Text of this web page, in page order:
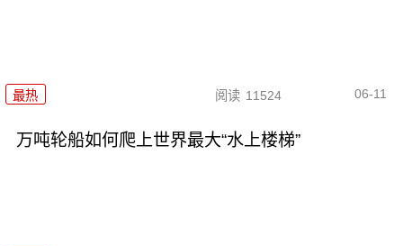
最热 阅读 11524 06-11
万吨轮船如何爬上世界最大“水上楼梯”